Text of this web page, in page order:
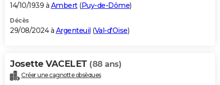
14/10/1939 à Ambert(Puy-de-Dôme)
Décès
29/08/2024 à Argenteuil (Val-d'Oise)
Josette VACELET (88 ans)
Créer une cagnotte obsèques